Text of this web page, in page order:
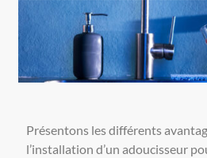
Présentons les différents
l’installation d’un adoucisseur